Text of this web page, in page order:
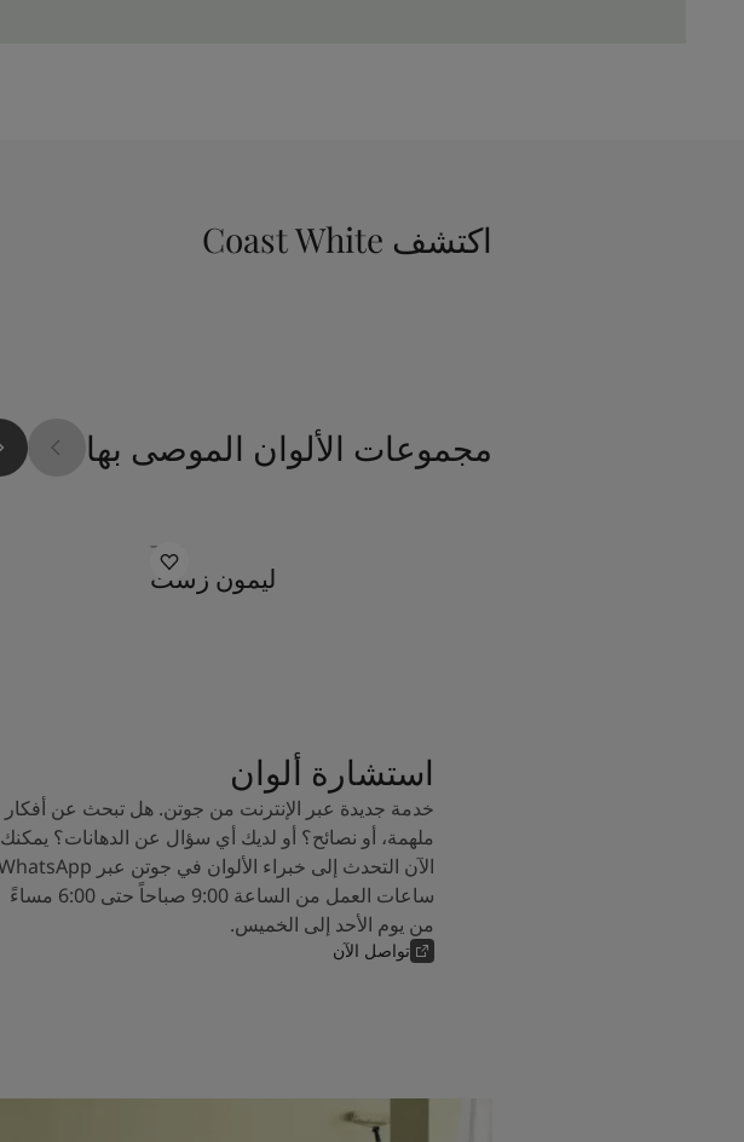
اكتشف Coast White
مجموعات الألوان الموصى بها
7408
ليمون زست
استشارة ألوان
خدمة جديدة عبر الإنترنت من جوتن. هل تبحث عن أفكار
ملهمة، أو نصائح؟ أو لديك أي سؤال عن الدهانات؟ يمكنك
ساعات العمل من الساعة 9:00 صباحاً حتى 6:00 مساءً
من يوم الأحد إلى الخميس.
تواصل الآن